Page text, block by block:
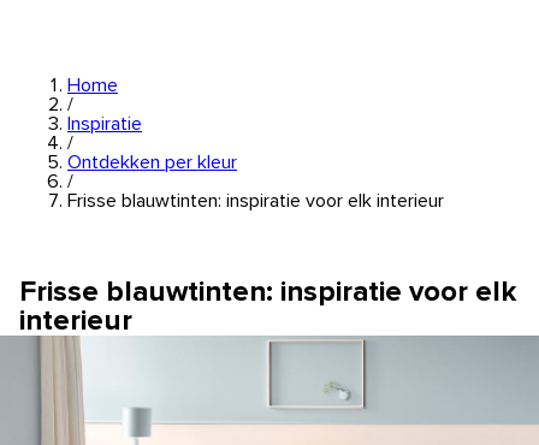
Home
/
Inspiratie
/
Ontdekken per kleur
/
Frisse blauwtinten: inspiratie voor elk interieur
Frisse blauwtinten: inspiratie voor elk
interieur